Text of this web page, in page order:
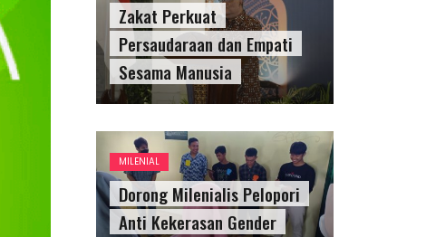
Zakat Perkuat
Persaudaraan dan Empati
Sesama Manusia
MILENIAL
Dorong Milenialis Pelopori
Anti Kekerasan Gender